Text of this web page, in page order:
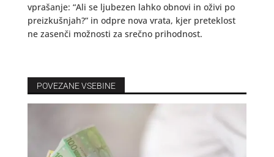
vprašanje: “Ali se ljubezen lahko obnovi in oživi po
preizkušnjah?” in odpre nova vrata, kjer preteklost
ne zasenči možnosti za srečno prihodnost.
POVEZANE VSEBINE